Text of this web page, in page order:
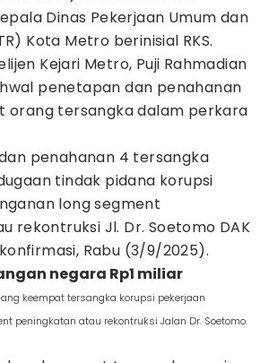
Dinas Pekerjaan Umum dan
Kota Metro berinisial RKS.
Kejari Metro, Puji Rahmadian
penetapan dan penahanan
orang tersangka dalam perkara
penahanan 4 tersangka
tindak pidana korupsi
long segment
rekontruksi Jl. Dr. Soetomo DAK
Rabu (3/9/2025).
negara Rp1 miliar
keempat tersangka korupsi pekerjaan
peningkatan atau rekontruksi Jalan Dr. Soetomo.